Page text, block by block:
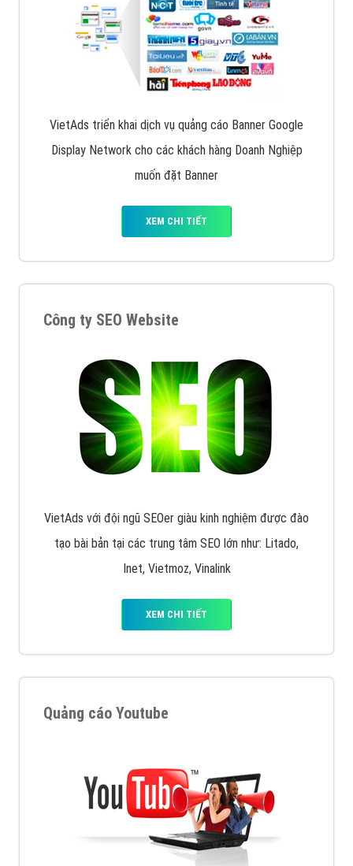
VietAds triển khai dịch vụ quảng cáo Banner Google
Display Network cho các khách hàng Doanh Nghiệp
muốn đặt Banner
XEM CHI TIẾT
Công ty SEO Website
VietAds với đội ngũ SEOer giàu kinh nghiệm được đào
tạo bài bản tại các trung tâm SEO lớn như: Litado,
Inet, Vietmoz, Vinalink
XEM CHI TIẾT
Quảng cáo Youtube